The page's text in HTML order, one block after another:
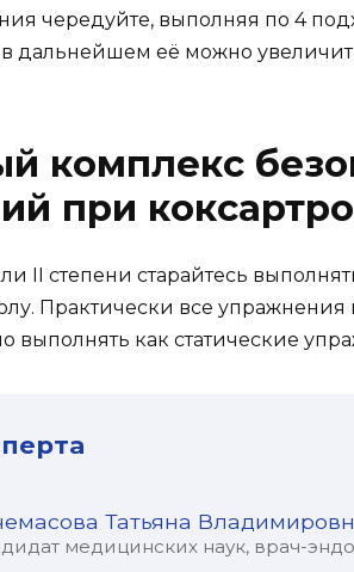
чередуйте, выполняя по 4
в дальнейшем её можно
комплекс
при
II степени старайтесь
Практически все
как статические
Татьяна
медицинских наук, врач-